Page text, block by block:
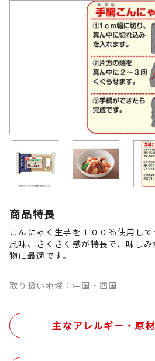
商品特長
こんにゃく生芋を１００％使用し
風味、さくさく感が特長で、味し
物に最適です。
取り扱い地域：中国・四国
主なアレルギー・原